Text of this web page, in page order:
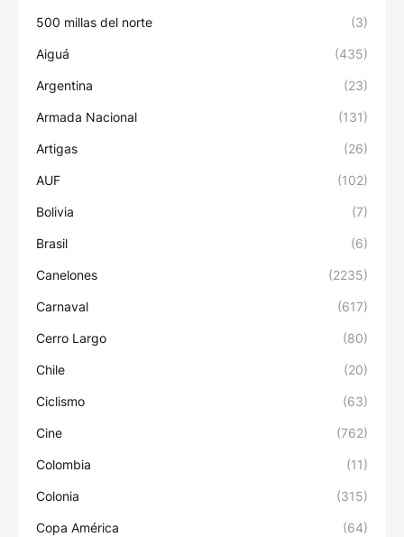
500 millas del norte (3)
Aiguá (435)
Argentina (23)
Armada Nacional (131)
Artigas (26)
AUF (102)
Bolivia (7)
Brasil (6)
Canelones (2235)
Carnaval (617)
Cerro Largo (80)
Chile (20)
Ciclismo (63)
Cine (762)
Colombia (11)
Colonia (315)
Copa América (64)